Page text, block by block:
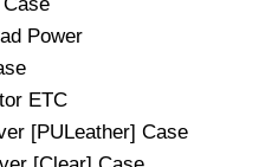
Power
ETC
[PULeather] Case